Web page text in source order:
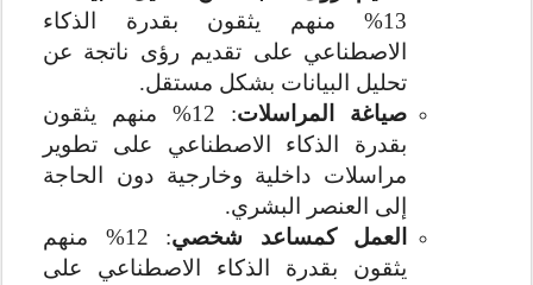
13% منهم يثقون بقدرة الذكاء
الاصطناعي على تقديم رؤى ناتجة عن
تحليل البيانات بشكل مستقل.
صياغة المراسلات:
12% منهم يثقون
بقدرة الذكاء الاصطناعي على تطوير
مراسلات داخلية وخارجية دون الحاجة
إلى العنصر البشري.
العمل كمساعد شخصي
: 12% منهم
يثقون بقدرة الذكاء الاصطناعي على